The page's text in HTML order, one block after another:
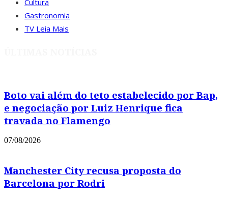
Gastronomia
TV Leia Mais
Boto vai além do teto estabelecido por Bap,
e negociação por Luiz Henrique fica
travada no Flamengo
07/08/2026
Manchester City recusa proposta do
Barcelona por Rodri